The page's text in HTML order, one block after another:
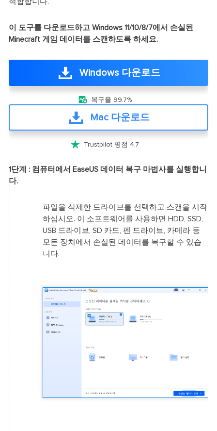
이 도구를 다운로드하고 Windows 11/10/8/7에서 손실된
Minecraft 게임 데이터를 스캔하도록 하세요.
Windows 다운로드
 복구율 99.7%
Mac 다운로드
 Trustpilot 평점 4.7
1단계 : 컴퓨터에서 EaseUS 데이터 복구 마법사를 실행합니
다.
파일을 삭제한 드라이브를 선택하고 스캔을 시작
하십시오. 이 소프트웨어를 사용하면 HDD, SSD,
USB 드라이브, SD 카드, 펜 드라이브, 카메라 등
모든 장치에서 손실된 데이터를 복구할 수 있습
니다.